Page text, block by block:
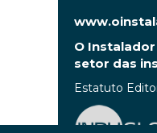
O
setor das
Estatuto